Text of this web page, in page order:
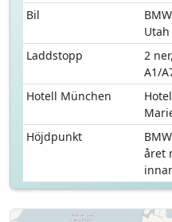
Bil
Laddstopp
2
A1/
Hotell München
Höjdpunkt
året